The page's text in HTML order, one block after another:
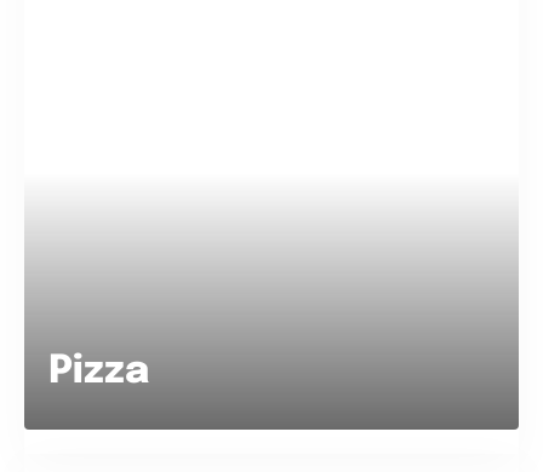
Pizza